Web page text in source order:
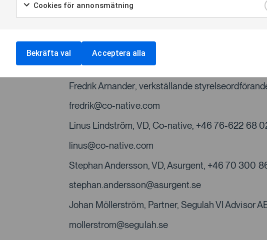
”Vi välkomnar Asurgent med glädje till vår grupp
tillför en stark molnkultur, unik Microsoft-
Stockholm. Med Asurgent har vi tagit ett stort
och vi ser fram mot att börja jobba tillsammans”
Kontakter och mer information
Fredrik Arnander, verkställande
fredrik@co-native.com
Linus Lindström, VD, Co-native, +46 76-622 68
linus@co-native.com
Stephan Andersson, VD, Asurgent, +46 70 300
stephan.andersson@asurgent.se
Johan Möllerström, Partner, Segulah VI Advisor
mollerstrom@segulah.se
Cookies för annonsmätning
Bekräfta val Acceptera alla